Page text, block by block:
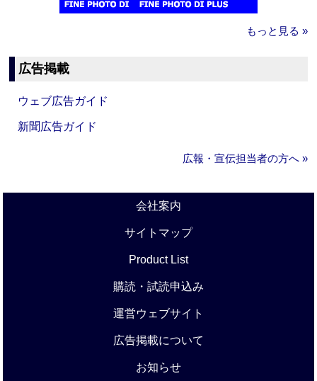
もっと見る »
広告掲載
ウェブ広告ガイド
新聞広告ガイド
広報・宣伝担当者の方へ »
会社案内
サイトマップ
Product List
購読・試読申込み
運営ウェブサイト
広告掲載について
お知らせ